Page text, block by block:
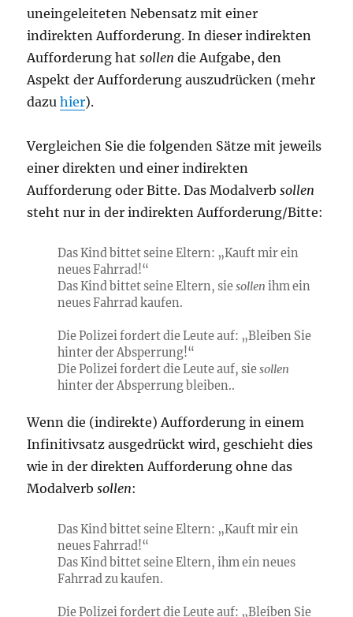
uneingeleiteten Nebensatz mit einer
indirekten Aufforderung. In dieser indirekten
Aufforderung hatsollen die Aufgabe, den
Aspekt der Aufforderung auszudrücken (mehr
dazuhier).
Vergleichen Sie die folgenden Sätze mit jeweils
einer direkten und einer indirekten
Aufforderung oder Bitte. Das Modalverbsollen
steht nur in der indirekten Aufforderung/Bitte:
Das Kind bittet seine Eltern: „Kauft mir ein
neues Fahrrad!“
Das Kind bittet seine Eltern, siesollen ihm ein
neues Fahrrad kaufen.
Die Polizei fordert die Leute auf: „Bleiben Sie
hinter der Absperrung!“
Die Polizei fordert die Leute auf, siesollen
hinter der Absperrung bleiben..
Wenn die (indirekte) Aufforderung in einem
Infinitivsatz ausgedrückt wird, geschieht dies
wie in der direkten Aufforderung ohne das
Modalverbsollen:
Das Kind bittet seine Eltern: „Kauft mir ein
neues Fahrrad!“
Das Kind bittet seine Eltern, ihm ein neues
Fahrrad zu kaufen.
Die Polizei fordert die Leute auf: „Bleiben Sie